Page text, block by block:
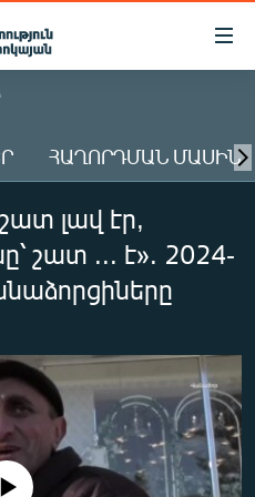
ՀԱՂՈՐԴՄԱՆ ՄԱՍԻՆ
լավ էր,
շատ ... է». 2024-
currently available